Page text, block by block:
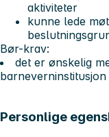
aktiviteter
kunne lede
Bør-krav:
det er ønskelig
barneverninstitusjon
Personlige